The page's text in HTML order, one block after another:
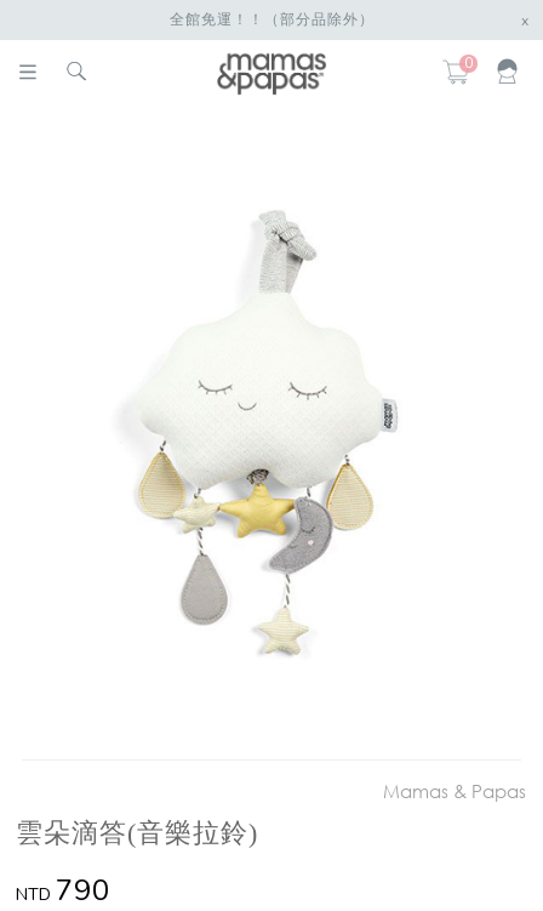
全館免運！！（部分品除外） x
0
Mamas & Papas
雲朵滴答(音樂拉鈴)
NTD 790